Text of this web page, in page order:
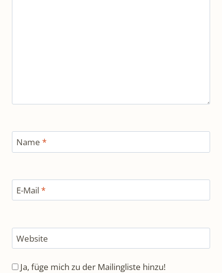
Name *
E-Mail *
Website
Ja, füge mich zu der Mailingliste hinzu!